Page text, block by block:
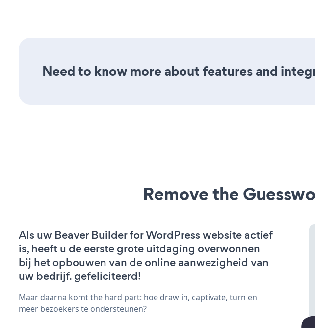
Need to know more about features and
Remove the
Als uw Beaver Builder for WordPress website actief
is, heeft u de eerste grote uitdaging overwonnen
bij het opbouwen van de online aanwezigheid van
uw bedrijf. gefeliciteerd!
Maar daarna komt the hard part: hoe draw in, captivate, turn en
meer bezoekers te ondersteunen?